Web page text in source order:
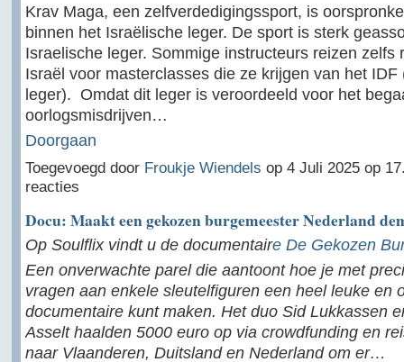
Krav Maga, een zelfverdedigingssport, is
binnen het Israëlische leger. De sport is sterk
Israelische leger. Sommige instructeurs reizen zelfs
Israël voor masterclasses die ze krijgen van het IDF
leger). Omdat dit leger is veroordeeld voor het
oorlogsmisdrijven…
Doorgaan
Toegevoegd door Froukje Wiendels op 4 Juli 2025 op
reacties
Docu: Maakt een gekozen burgemeester Nederland
Op Soulflix vindt u de documentaire De Gekozen
Een onverwachte parel die aantoont hoe je met
vragen aan enkele sleutelfiguren een heel leuke en
documentaire kunt maken. Het duo Sid Lukkassen
Asselt haalden 5000 euro op via crowdfunding en
naar Vlaanderen, Duitsland en Nederland om er…